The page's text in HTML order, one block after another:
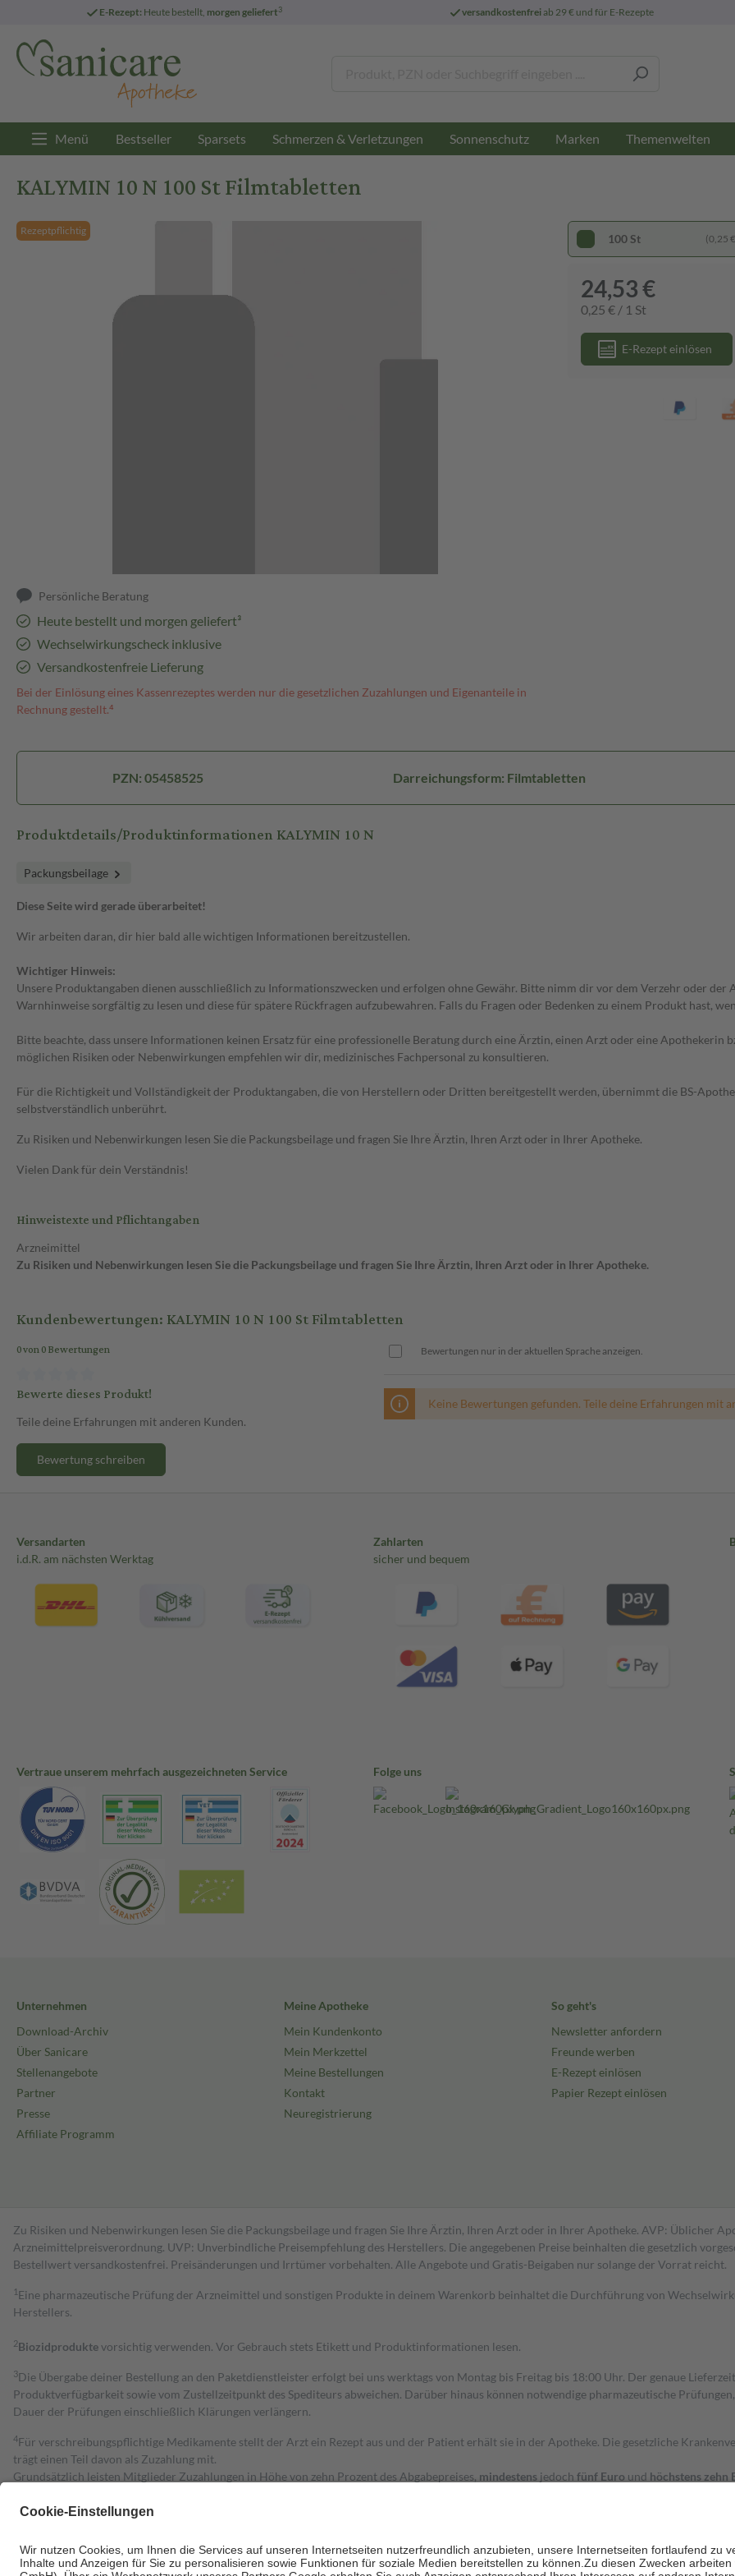
E-Rezept: Heute bestellt, morgen geliefert3 versandkostenfreiab 29 € und für E-Rezepte
Menü Bestseller Sparsets Schmerzen & Verletzungen Sonnenschutz Marken Themenwelten
KALYMIN 10 N 100 St Filmtabletten
Rezeptpflichtig
Persönliche Beratung
Heute bestellt und morgen geliefert³
Wechselwirkungscheck inklusive
Versandkostenfreie Lieferung
Bei der Einlösung eines Kassenrezeptes werden nur die gesetzlichen Zuzahlungen und Eigenanteile in
Rechnung gestellt.⁴
100 St (0,25
24,53 €
0,25 € / 1 St
E-Rezept einlösen
PZN: 05458525 Darreichungsform: Filmtabletten
Produktdetails/Produktinformationen KALYMIN 10 N
Packungsbeilage
Diese Seite wird gerade überarbeitet!
Wir arbeiten daran, dir hier bald alle wichtigen Informationen bereitzustellen.
Wichtiger Hinweis:
Unsere Produktangaben dienen ausschließlich zu Informationszwecken und erfolgen ohne Gewähr. Bitte nimm dir vor dem Verzehr oder
Warnhinweise sorgfältig zu lesen und diese für spätere Rückfragen aufzubewahren. Falls du Fragen oder Bedenken zu einem Produkt hast,
Bitte beachte, dass unsere Informationen keinen Ersatz für eine professionelle Beratung durch eine Ärztin, einen Arzt oder eine Apothekerin
möglichen Risiken oder Nebenwirkungen empfehlen wir dir, medizinisches Fachpersonal zu konsultieren.
Für die Richtigkeit und Vollständigkeit der Produktangaben, die von Herstellern oder Dritten bereitgestellt werden, übernimmt die BS-
selbstverständlich unberührt.
Zu Risiken und Nebenwirkungen lesen Sie die Packungsbeilage und fragen Sie Ihre Ärztin, Ihren Arzt oder in Ihrer Apotheke.
Vielen Dank für dein Verständnis!
Hinweistexte und Pflichtangaben
Arzneimittel
Zu Risiken und Nebenwirkungen lesen Sie die Packungsbeilage und fragen Sie Ihre Ärztin, Ihren Arzt oder in Ihrer Apotheke.
Kundenbewertungen: KALYMIN 10 N 100 St Filmtabletten
0 von 0 Bewertungen
Bewerte dieses Produkt!
Teile deine Erfahrungen mit anderen Kunden.
Bewertung schreiben
Bewertungen nur in der aktuellen Sprache anzeigen.
Keine Bewertungen gefunden. Teile deine Erfahrungen mit
Versandarten
i.d.R. am nächsten Werktag
Zahlarten
sicher und bequem
Vertraue unserem mehrfach ausgezeichneten Service Folge uns
Unternehmen
Download-Archiv
Über Sanicare
Stellenangebote
Partner
Presse
Affiliate Programm
Meine Apotheke
Mein Kundenkonto
Mein Merkzettel
Meine Bestellungen
Kontakt
Neuregistrierung
So geht's
Newsletter anfordern
Freunde werben
E-Rezept einlösen
Papier Rezept einlösen
Zu Risiken und Nebenwirkungen lesen Sie die Packungsbeilage und fragen Sie Ihre Ärztin, Ihren Arzt oder in Ihrer Apotheke. AVP: Üblicher
Arzneimittelpreisverordnung. UVP: Unverbindliche Preisempfehlung des Herstellers. Die angegebenen Preise beinhalten die gesetzlich
Bestell­wert versand­kosten­frei. Preisänderungen und Irrtümer vorbehalten. Alle Angebote und Gratis-Beigaben nur solange der Vorrat reicht.
1 Eine pharmazeutische Prüfung der Arzneimittel und sonstigen Produkte in deinem Warenkorb beinhaltet die Durchführung von
Herstellers.
2Biozidproduktevorsichtig verwenden. Vor Gebrauch stets Etikett und Produktinformationen lesen.
3Die Übergabe deiner Bestellung an den Paketdienstleister erfolgt bei uns werktags von Montag bis Freitag bis 18:00 Uhr. Der genaue
Produktverfügbarkeit sowie vom Zustellzeitpunkt des Spediteurs abweichen. Darüber hinaus können notwendige pharmazeutische
Dauer der Prüfungen einschließlich Klärungen verlängern.
4Für verschreibungspflichtige Medikamente stellt der Arzt ein Rezept aus und der Patient erhält sie in der Apotheke. Die gesetzliche
trägt einen Teil davon als Zuzahlung mit.
Grundsätzlich leisten Mitglieder Zuzahlungen in Höhe von zehn Prozent des Abgabepreises, mindestens jedoch fünf Euro und höchstens zehn
Diese Regeln gelten grundsätzlich auch für Online-Apotheken.
Um das Engagement der Versicherten für ihre eigene Gesundheit zu stärken und die besondere Stellung der Familie zu unterstützen, fallen
• Kindern und Jugendlichen bis zum vollendeten 18. Lebensjahr mit Ausnahme der Fahrkosten